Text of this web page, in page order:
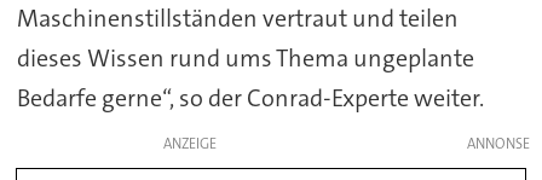
Maschinenstillständen vertraut und teilen
dieses Wissen rund ums Thema ungeplante
Bedarfe gerne“, so der Conrad-Experte weiter.
ANZEIGE